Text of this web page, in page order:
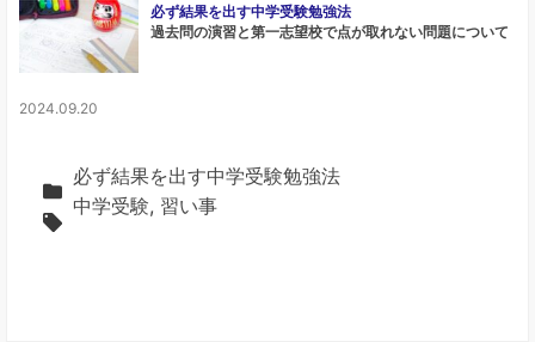
必ず結果を出す中学受験勉強法
過去問の演習と第一志望校で点が取れない問題について
2024.09.20
必ず結果を出す中学受験勉強法
中学受験, 習い事